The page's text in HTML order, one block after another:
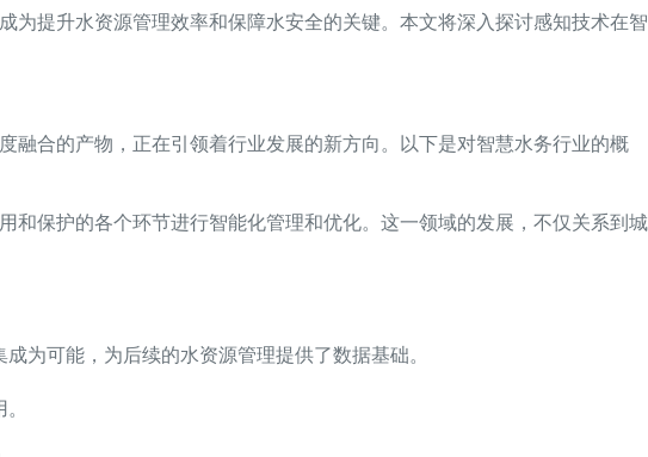
提升水资源管理效率和保障水安全的关键。本文将深入探讨感知技术在智
合的产物，正在引领着行业发展的新方向。以下是对智慧水务行业的概
保护的各个环节进行智能化管理和优化。这一领域的发展，不仅关系到城
为可能，为后续的水资源管理提供了数据基础。